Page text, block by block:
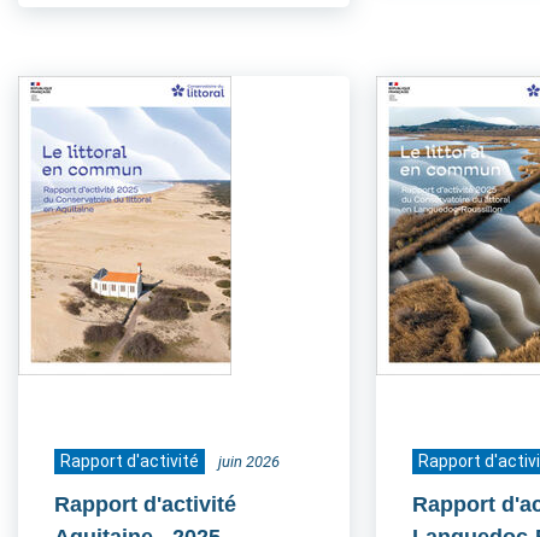
Rapport d'activité juin 2026
Rapport d'activité
Rapport
Rapport